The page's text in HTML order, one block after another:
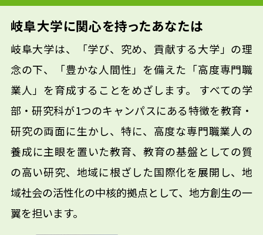
岐阜大学に関心を持ったあなたは
岐阜大学は、「学び、究め、貢献する大学」の理
念の下、「豊かな人間性」を備えた「高度専門職
業人」を育成することをめざします。 すべての学
部・研究科が1つのキャンパスにある特徴を教育・
研究の両面に生かし、特に、高度な専門職業人の
養成に主眼を置いた教育、教育の基盤としての質
の高い研究、地域に根ざした国際化を展開し、地
域社会の活性化の中核的拠点として、地方創生の一
翼を担います。